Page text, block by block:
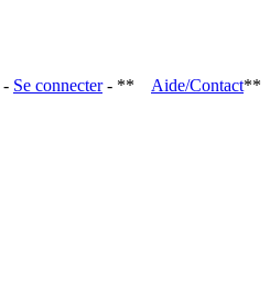
- Se connecter- ** Aide/Contact**